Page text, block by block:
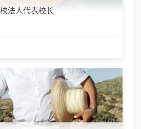
法人代表校长